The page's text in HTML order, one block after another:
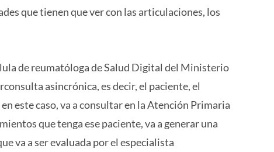
que tienen que ver con las articulaciones, los
de reumatóloga de Salud Digital del Ministerio
asincrónica, es decir, el paciente, el
este caso, va a consultar en la Atención Primaria
que tenga ese paciente, va a generar una
va a ser evaluada por el especialista